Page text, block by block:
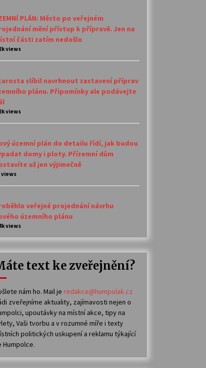
PLÁN: Město po veřejném
mění přístup k přípravě. Jen na
části zatím nedošlo
views
slíbil navrhnout zastavení příprav
plánu. Připomínky ale podávejte
views
územní plán do detailu řídí, jak budou
domy i ploty. Přízemní dům
už jen výjimečně
views
veřejné projednání návrhu
územního plánu
views
text ke zveřejnění?
nám ho. Mail je redakce@humpolak.cz
zveřejníme aktuality, zajímavosti nejen o
upoutávky na místní akce, tipy na
Vaši tvorbu a v rozumné míře i texty
politických uskupení a reklamu týkající
Humpolce.